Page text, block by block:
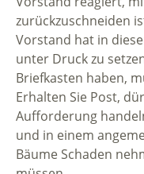
zurückzuschneiden
Vorstand hat in
unter Druck zu
Briefkasten haben,
Erhalten Sie Post,
Aufforderung
und in einem
Bäume Schaden